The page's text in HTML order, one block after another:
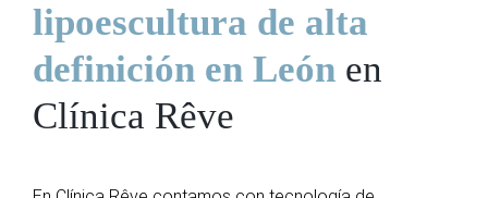
lipoescultura de alta
definición en León en
Clínica Rêve